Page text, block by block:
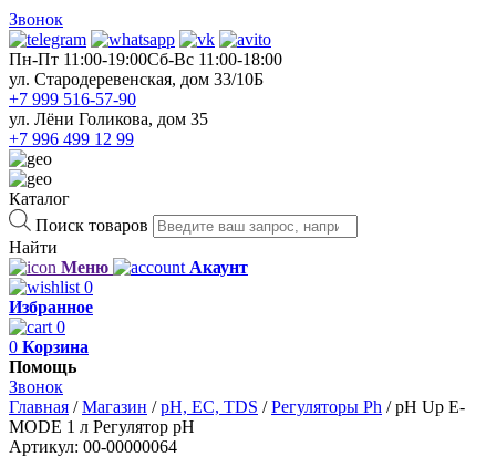
Звонок
Пн-Пт 11:00-19:00Cб-Вс 11:00-18:00
ул. Стародеревенская, дом 33/10Б
+7 999 516-57-90
ул. Лёни Голикова, дом 35
+7 996 499 12 99
Каталог
Поиск товаров
Найти
Меню
Акаунт
0
Избранное
0
0 Корзина
Помощь
Звонок
Главная /Магазин /рН, EC, TDS /Регуляторы Ph /pH Up E-
MODE 1 л Регулятор pH
Артикул: 00-00000064